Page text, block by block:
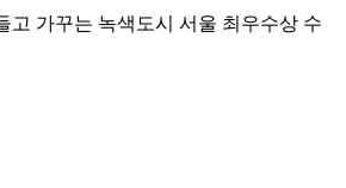
고 가꾸는 녹색도시 서울 최우수상 수